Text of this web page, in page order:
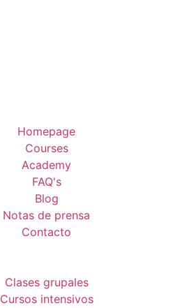
Homepage
Courses
Academy
FAQ's
Blog
Notas de prensa
Contacto
Clases grupales
Cursos intensivos